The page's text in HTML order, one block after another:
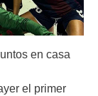
en casa
el primer